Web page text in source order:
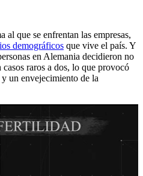
al que se enfrentan las empresas,
demográficos que vive el país. Y
en Alemania decidieron no
raros a dos, lo que provocó
un envejecimiento de la